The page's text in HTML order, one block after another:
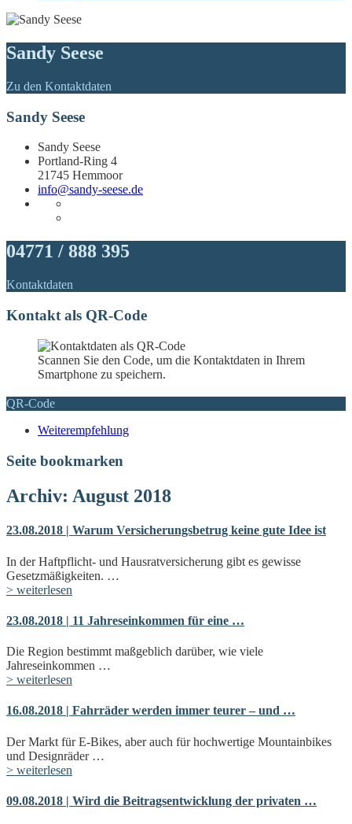
Sandy Seese
Zu den Kontaktdaten
Sandy Seese
Sandy Seese
Portland-Ring 4
21745 Hemmoor
info@sandy-seese.de
04771 / 888 395
Kontaktdaten
Kontakt als QR-Code
Scannen Sie den Code, um die Kontaktdaten in Ihrem
Smartphone zu speichern.
QR-Code
Weiterempfehlung
Seite bookmarken
Archiv: August 2018
23.08.2018 | Warum Versicherungsbetrug keine gute Idee ist
In der Haftpflicht- und Hausratversicherung gibt es gewisse
Gesetzmäßigkeiten. …
> weiterlesen
23.08.2018 | 11 Jahreseinkommen für eine …
Die Region bestimmt maßgeblich darüber, wie viele
Jahreseinkommen …
> weiterlesen
16.08.2018 | Fahrräder werden immer teurer – und …
Der Markt für E-Bikes, aber auch für hochwertige Mountainbikes
und Designräder …
> weiterlesen
09.08.2018 | Wird die Beitragsentwicklung der privaten …